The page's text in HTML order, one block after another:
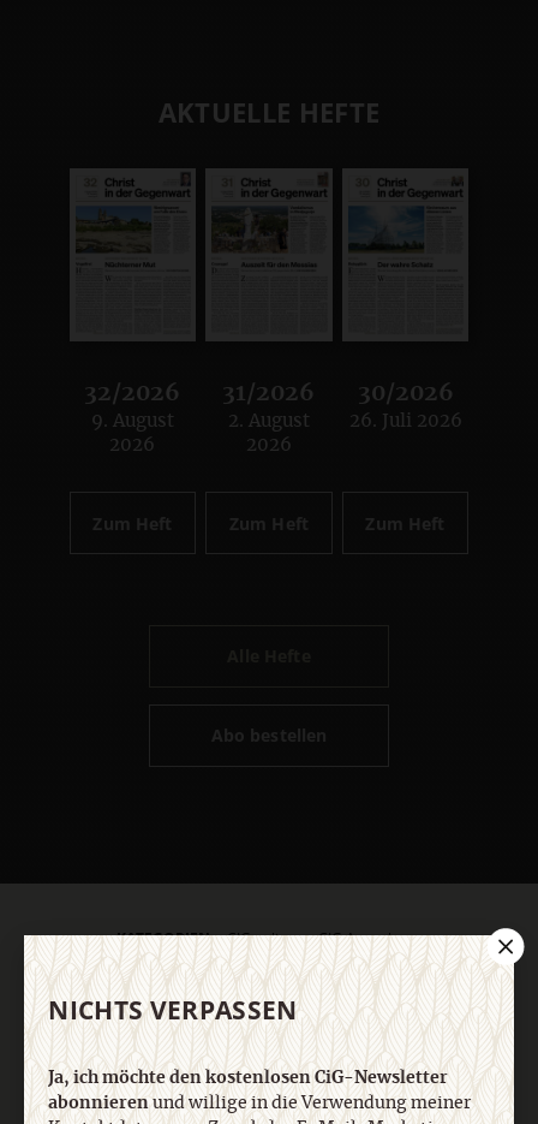
AKTUELLE HEFTE
32/2026
:
9. August
2026
Zum Heft
31/2026
:
2. August
2026
Zum Heft
30/2026
:
26. Juli 2026
Zum Heft
Abo bestellen
KATEGORIEN: CIG online CIG Ausgaben
SERVICES: Autorinnen und Autoren
Redaktion
Unsere Philosophie
ANGEBOTE: Blogs Schlagwörter
NICHTS VERPASSEN
Ja, ich möchte den kostenlosen CiG-Newsletter
abonnierenund willige in die Verwendung meiner